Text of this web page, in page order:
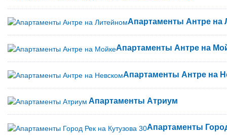
Апартаменты Антре на
Апартаменты Антре на
Апартаменты Антре на
Апартаменты Атриум
Апартаменты